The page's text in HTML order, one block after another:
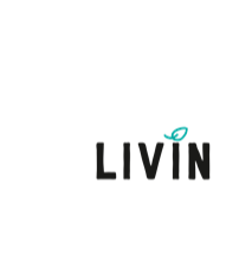
Atsakome darbo dienomis
8-17 val.